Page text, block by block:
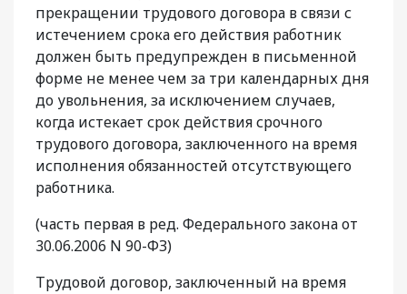
прекращении трудового договора в связи с
истечением срока его действия работник
должен быть предупрежден в письменной
форме не менее чем за три календарных дня
до увольнения, за исключением случаев,
когда истекает срок действия срочного
трудового договора, заключенного на время
исполнения обязанностей отсутствующего
работника.
(часть первая в ред. Федерального закона от
30.06.2006 N 90-ФЗ)
Трудовой договор, заключенный на время